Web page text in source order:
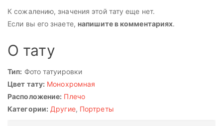
К сожалению, значения этой тату еще нет.
Если вы его знаете, напишите в комментариях.
О тату
Тип: Фото татуировки
Цвет тату: Монохромная
Расположение: Плечо
Категории: Другие, Портреты